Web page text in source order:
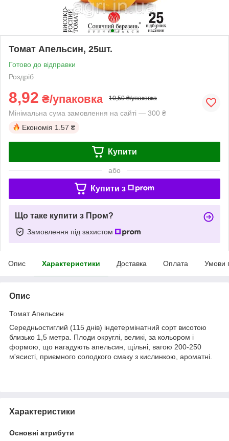
Томат Апельсин, 25шт.
Готово до відправки
Роздріб
8,92 ₴/упаковка 10,50 ₴/упаковка
Мінімальна сума замовлення на сайті — 300 ₴
Економія 1.57 ₴
Купити
або
Купити з
Що таке купити з Пром?
Замовлення під захистом
Опис Характеристики Доставка Оплата Умови
Опис
Томат Апельсин
Середньостиглий (115 днів) індетермінатний сорт висотою
близько 1,5 метра. Плоди округлі, великі, за кольором і
формою, що нагадують апельсин, щільні, вагою 200-250
м'ясисті, приємного солодкого смаку з кислинкою, ароматні.
Характеристики
Основні атрибути